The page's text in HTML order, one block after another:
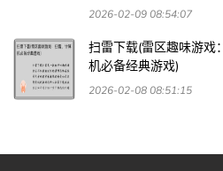
2026-02-09 08:54:07
扫雷下载(雷区趣味游戏
机必备经典游戏)
2026-02-08 08:51:15